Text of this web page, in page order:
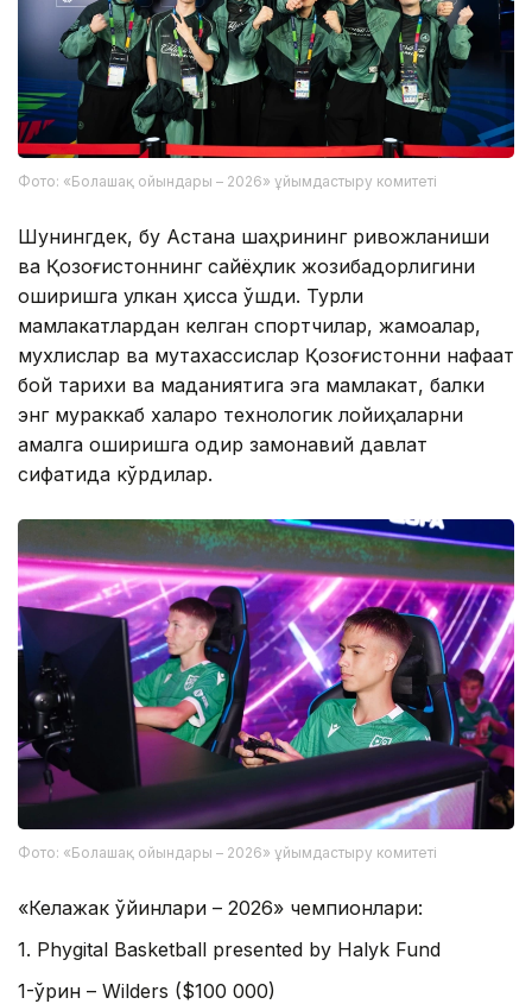
Фото: «Болашақ ойындары – 2026» ұйымдастыру комитеті
Шунингдек, бу Астана шаҳрининг ривожланиши
ва Қозоғистоннинг сайёҳлик жозибадорлигини
оширишга улкан ҳисса қўшди. Турли
мамлакатлардан келган спортчилар, жамоалар,
мухлислар ва мутахассислар Қозоғистонни нафақат
бой тарихи ва маданиятига эга мамлакат, балки
энг мураккаб халқаро технологик лойиҳаларни
амалга оширишга қодир замонавий давлат
сифатида кўрдилар.
Фото: «Болашақ ойындары – 2026» ұйымдастыру комитеті
«Келажак ўйинлари – 2026» чемпионлари:
1. Phygital Basketball presented by Halyk Fund
1-ўрин – Wilders ($100 000)